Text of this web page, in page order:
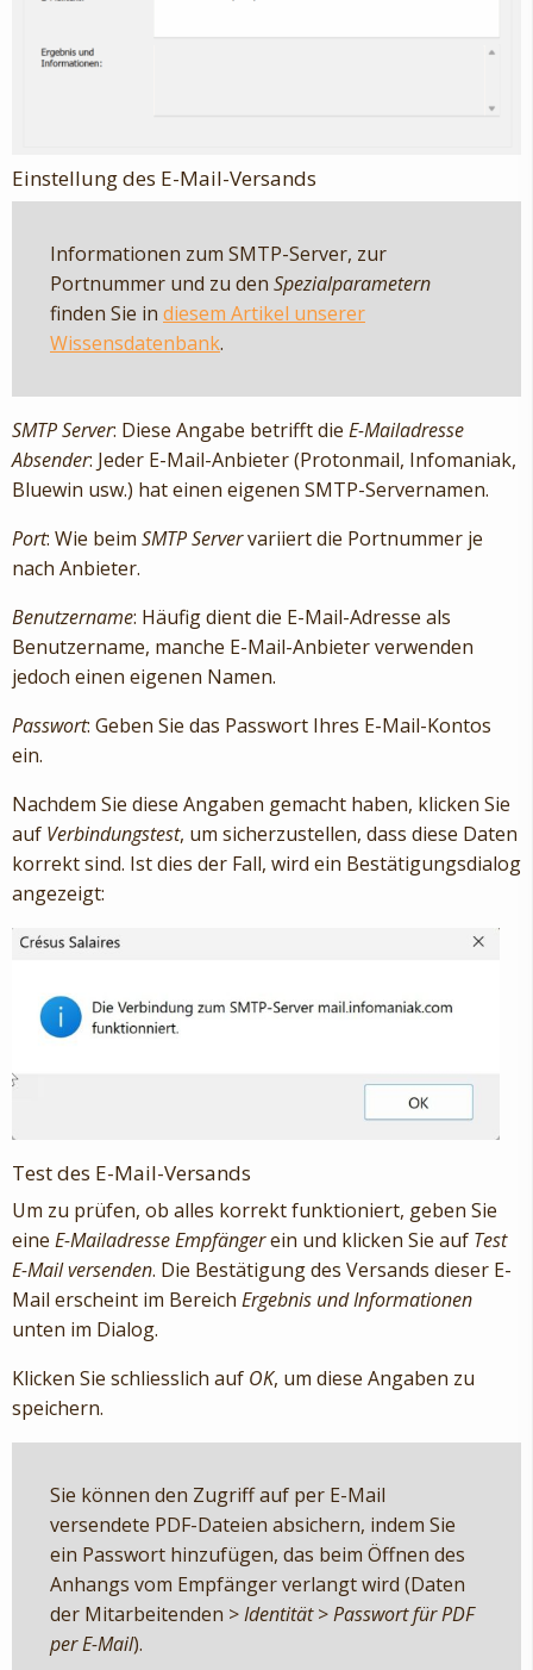
Einstellung des E-Mail-Versands
Informationen zum SMTP-Server, zur
Portnummer und zu den Spezialparametern
finden Sie in diesem Artikel unserer
Wissensdatenbank.
SMTP Server: Diese Angabe betrifft die E-Mailadresse
Absender: Jeder E-Mail-Anbieter (Protonmail, Infomaniak,
Bluewin usw.) hat einen eigenen SMTP-Servernamen.
Port: Wie beim SMTP Servervariiert die Portnummer je
nach Anbieter.
Benutzername: Häufig dient die E-Mail-Adresse als
Benutzername, manche E-Mail-Anbieter verwenden
jedoch einen eigenen Namen.
Passwort: Geben Sie das Passwort Ihres E-Mail-Kontos
ein.
Nachdem Sie diese Angaben gemacht haben, klicken Sie
auf Verbindungstest, um sicherzustellen, dass diese Daten
korrekt sind. Ist dies der Fall, wird ein Bestätigungsdialog
angezeigt:
Test des E-Mail-Versands
Um zu prüfen, ob alles korrekt funktioniert, geben Sie
eine E-Mailadresse Empfängerein und klicken Sie auf Test
E-Mail versenden. Die Bestätigung des Versands dieser E-
Mail erscheint im Bereich Ergebnis und Informationen
unten im Dialog.
Klicken Sie schliesslich auf OK, um diese Angaben zu
speichern.
Sie können den Zugriff auf per E-Mail
versendete PDF-Dateien absichern, indem Sie
ein Passwort hinzufügen, das beim Öffnen des
Anhangs vom Empfänger verlangt wird (Daten
der Mitarbeitenden >Identität>Passwort für PDF
per E-Mail).